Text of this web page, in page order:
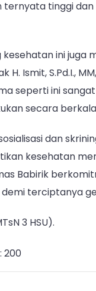
ternyata tinggi
kesehatan ini juga
H. Ismit, S.Pd.I.,
seperti ini
secara
dan
kesehatan
Babirik
terciptanya
3 HSU).
200